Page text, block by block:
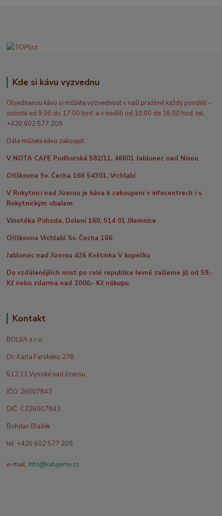
Kde si kávu vyzvednu
Objednanou kávu si můžete vyzvednout v naší pražírně každý pondělí -
sobota od 9:00 do 17:00 hod. a v neděli od 10:00 do 16:00 hod. tel.
+420 602 577 209
Dále můžete kávu zakoupit:
V NOTA CAFE Podhorská 582/11, 46601 Jablonec nad Nisou
Oříškovna Sv. Čecha 166 54301, Vrchlabí
V Rokytnici nad Jizerou je káva k zakoupení v infocentrech i s
Rokytnickým obalem
Vinotéka Pohoda, Dolení 160, 514 01 Jilemnice
Oříškovna Vrchlabí Sv. Čecha 166
Jablonec nad Jizerou 426 Květinka V kopečku
Do vzdálenějších míst po celé republice levně zašleme již od 59,-
Kč nebo zdarma nad 2000,- Kč nákupu.
Kontakt
BOLIJA s.r.o.
Dr. Karla Farského 278
512 11 Vysoké nad Jizerou
IČO: 26007843
DIČ: CZ26007843
Bohdan Blažek
tel: +420 602 577 209
e-mail: info@kafujeme.cz